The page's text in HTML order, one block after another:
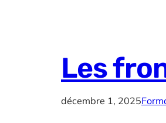
Les
décembre 1, 2025